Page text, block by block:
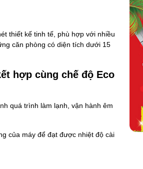
thiết kế tinh tế, phù hợp với nhiều
căn phòng có diện tích dưới 15
hợp cùng chế độ Eco
quá trình làm lạnh, vận hành êm
của máy để đạt được nhiệt độ cài